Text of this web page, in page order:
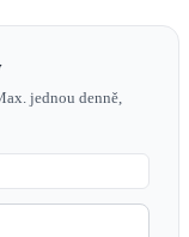
jednou denně,